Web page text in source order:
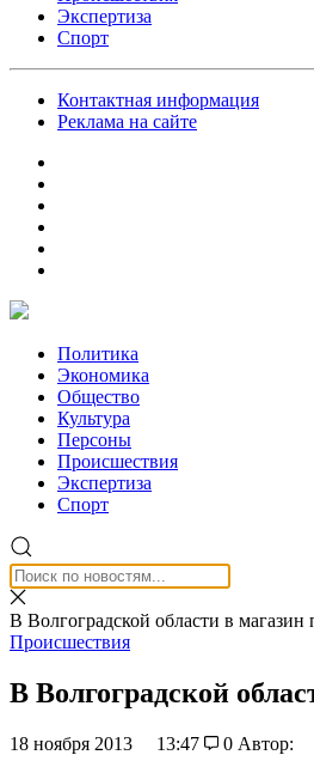
Экспертиза
Спорт
Контактная информация
Реклама на сайте
Политика
Экономика
Общество
Культура
Персоны
Происшествия
Экспертиза
Спорт
В Волгоградской области в
Происшествия
В Волгоградской
18 ноября 2013 13:47 0 Автор: